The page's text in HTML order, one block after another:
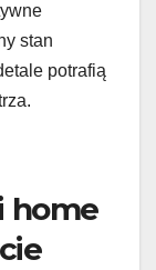
stan
potrafią
home